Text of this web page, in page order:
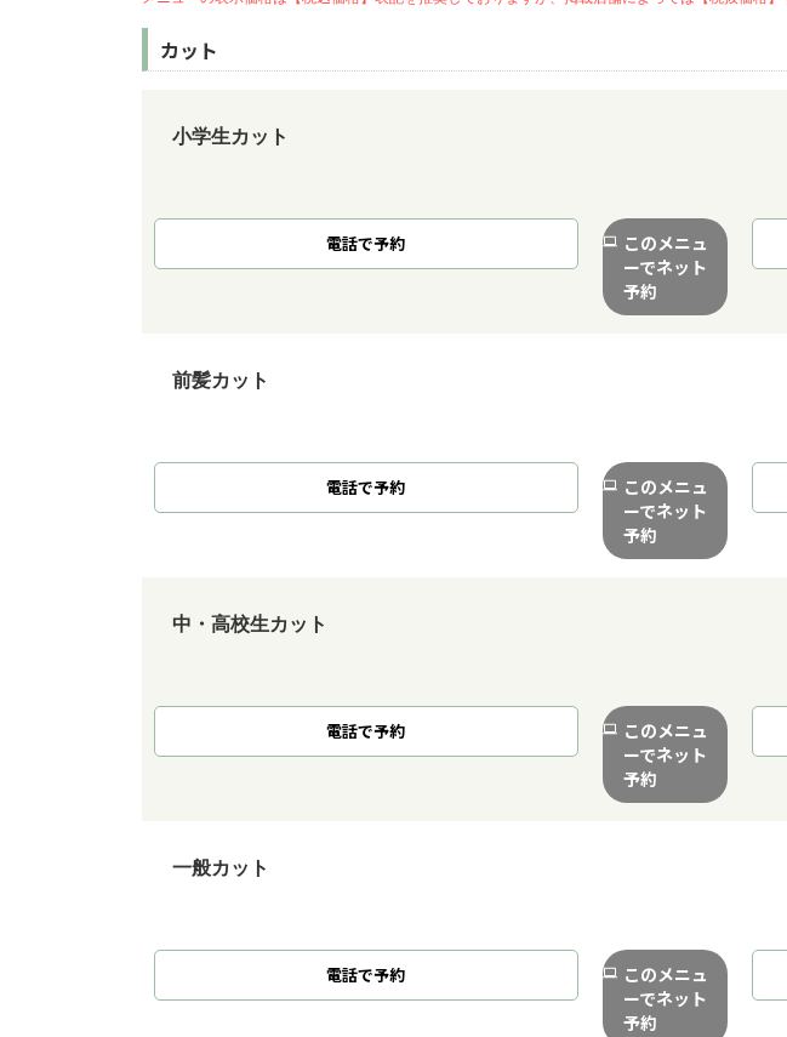
カット
小学生カット
電話で予約
このメニュ
ーでネット
予約
前髪カット
電話で予約
このメニュ
ーでネット
予約
中・高校生カット
電話で予約
このメニュ
ーでネット
予約
一般カット
電話で予約
このメニュ
ーでネット
予約